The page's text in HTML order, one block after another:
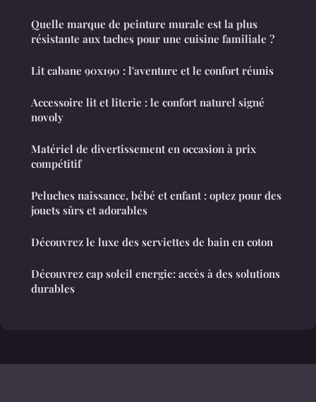
Quelle marque de peinture murale est la plus
résistante aux taches pour une cuisine familiale ?
Lit cabane 90x190 : l'aventure et le confort réunis
Accessoire lit et literie : le confort naturel signé
novoly
Matériel de divertissement en occasion à prix
compétitif
Peluches naissance, bébé et enfant : optez pour des
jouets sûrs et adorables
Découvrez le luxe des serviettes de bain en coton
Découvrez cap soleil energie: accès à des solutions
durables